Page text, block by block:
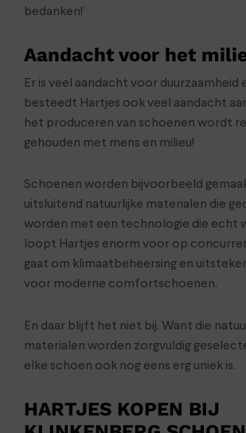
bedanken!’
Aandacht voor het
Er is veel aandacht voor duurzaamheid
besteedt Hartjes ook veel aandacht
het produceren van schoenen wordt
gehouden met mens en milieu!
Schoenen worden bijvoorbeeld
uitsluitend natuurlijke materialen die
worden met een technologie die echt
loopt Hartjes enorm voor op
gaat om klimaatbeheersing en
voor moderne comfortschoenen.
En daar blijft het niet bij. Want die
materialen worden zorgvuldig
elke schoen ook nog eens erg uniek is.
HARTJES KOPEN BIJ